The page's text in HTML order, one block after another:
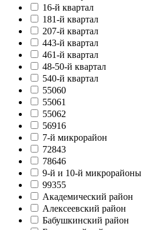
16-й квартал
181-й квартал
207-й квартал
443-й квартал
461-й квартал
48-50-й квартал
540-й квартал
55060
55061
55062
56916
7-й микрорайон
72843
78646
9-й и 10-й микрорайоны
99355
Академический район
Алексеевский район
Бабушкинский район